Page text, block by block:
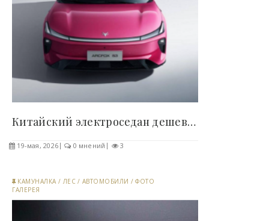
Китайский электроседан дешевле «Гранты»: BAIC..
19-мая, 2026 0 мнений 3
КАМУНАЛКА / ЛЕС / АВТОМОБИЛИ /ФОТО
ГАЛЕРЕЯ